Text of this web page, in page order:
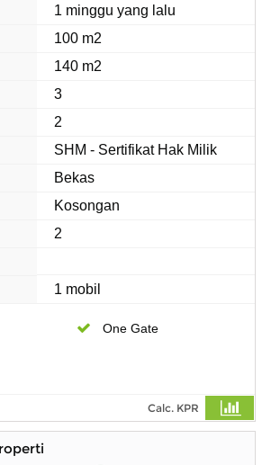
1 minggu yang lalu
100 m2
140 m2
3
2
SHM - Sertifikat Hak Milik
Bekas
Kosongan
2
1 mobil
One Gate
Calc. KPR